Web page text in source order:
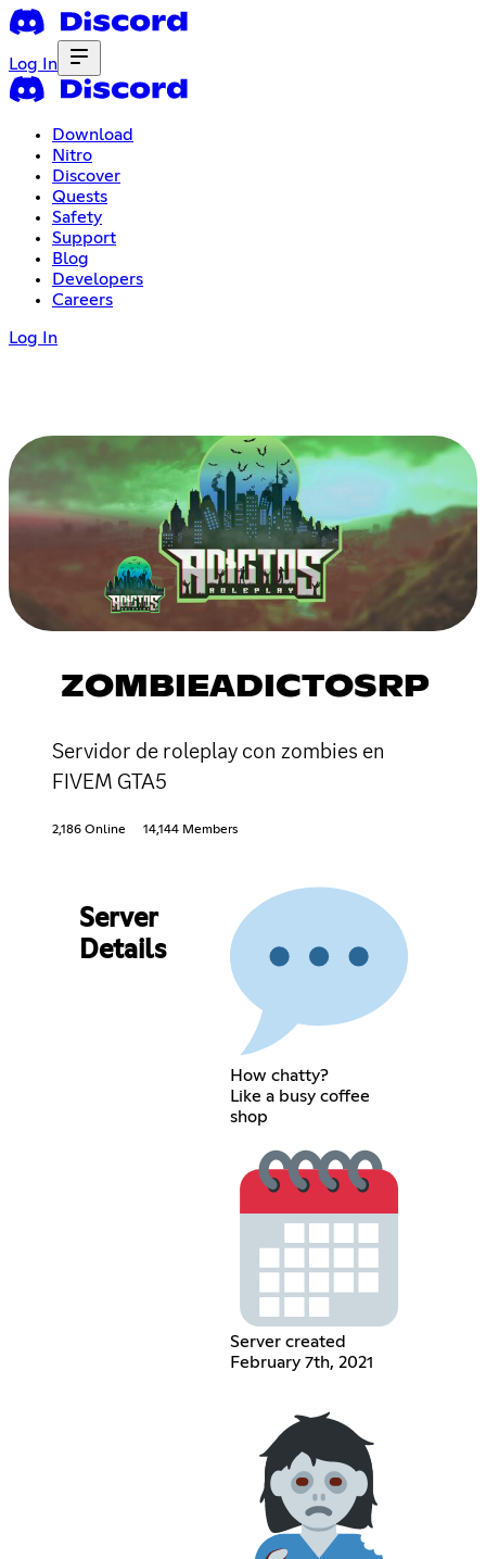
Log In
Download
Nitro
Discover
Quests
Safety
Support
Blog
Developers
Careers
Log In
ZOMBIEADICTOSRP
Servidor de roleplay con zombies en
FIVEM GTA5
2,186 Online 14,144 Members
Server
Details
How chatty?
Like a busy coffee
shop
Server created
February 7th, 2021